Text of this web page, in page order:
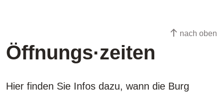
nach oben
Öffnungs·zeiten
Hier finden Sie Infos dazu, wann die Burg